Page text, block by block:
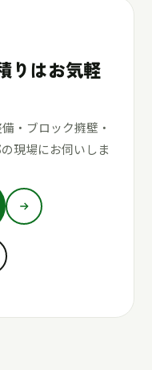
りはお気軽
・ブロック擁壁・
現場にお伺いしま